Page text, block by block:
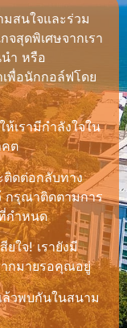
สนใจและร่วม
จสุดพิเศษจากเรา
ำ หรือ
พื่อนักกอล์ฟโดย
เรามีกำลังใจใน
ต
ติดต่อกลับทาง
กรุณาติดตามการ
กำหนด
ยใจ! เรายังมี
กมายรอคุณอยู่
วพบกันในสนาม